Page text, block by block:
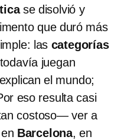
se disolvió y
que duró más
las categorías
juegan
el mundo;
eso resulta casi
costoso— ver a
Barcelona, en